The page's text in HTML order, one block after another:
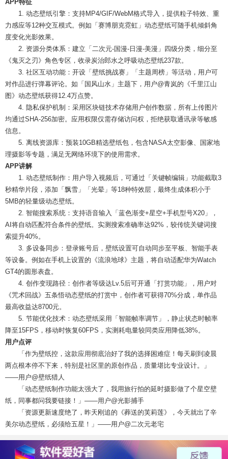
APP特征
1. 动态壁纸引擎：支持MP4/GIF/WebM格式导入，提供粒子特效、重
力感应等12种交互模式。例如「赛博朋克霓虹」动态壁纸可随手机倾斜角
度变化光影效果。
2. 资源分类体系：建立「二次元-国漫-日漫-美漫」四级分类，细分至
《鬼灭之刃》角色专区，收录炭治郎水之呼吸动态壁纸237款。
3. 社区互动功能：开设「壁纸挑战赛」「主题周榜」等活动，用户可
对作品进行弹幕评论。如「国风山水」主题下，用户@青岚的《千里江山
图》动态壁纸获得12.4万点赞。
4. 隐私保护机制：采用区块链技术存储用户创作数据，所有上传图片
均通过SHA-256加密。应用权限仅需存储访问权，拒绝获取通讯录等敏感
信息。
5. 离线资源库：预装10GB精选壁纸包，包含NASA太空影像、国家地
理摄影等专题，满足无网络环境下的使用需求。
APP讲解
1. 动态壁纸制作：用户导入视频后，可通过「关键帧编辑」功能截取3
秒精华片段，添加「飘雪」「光晕」等18种特效层，最终生成体积小于
5MB的轻量级动态壁纸。
2. 智能搜索系统：支持语音输入「蓝色渐变+星空+手机型号X20」，
AI将自动匹配符合条件的壁纸。实测搜索准确率达92%，较传统关键词搜
索提升40%。
3. 多设备同步：登录账号后，壁纸设置可自动同步至平板、智能手表
等设备。例如在手机上设置的《流浪地球》主题，将自动适配华为Watch
GT4的圆形表盘。
4. 创作变现路径：创作者等级达Lv.5后可开通「打赏功能」，用户对
《咒术回战》五条悟动态壁纸的打赏中，创作者可获得70%分成，单作品
最高收益达8700元。
5. 节能优化技术：动态壁纸采用「智能帧率调节」，静止状态时帧率
降至15FPS，移动时恢复60FPS，实测耗电量较同类应用降低38%。
用户点评
「作为壁纸控，这款应用彻底治好了我的选择困难症！每天刷到凌晨
两点根本停不下来，特别是社区里的原创作品，质量堪比专业设计。」
——用户@壁纸猎人
「动态壁纸制作功能太强大了，我用旅行拍的延时摄影做了个星空壁
纸，同事都问我要链接！」——用户@光影捕手
「资源更新速度绝了，昨天刚追的《葬送的芙莉莲》，今天就出了辛
美尔动态壁纸，必须给五星！」——用户@二次元老宅